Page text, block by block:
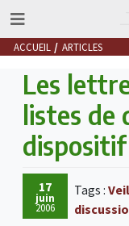
ACCUEIL ARTICLES
Les
listes de
17
juin
2006
Tags :